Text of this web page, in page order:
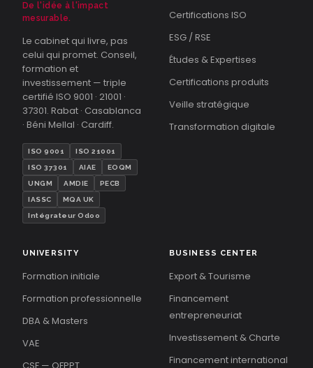
De l'idée à l'impact
mesurable.
Le cabinet qui livre, pas
celui qui promet. Conseil,
formation et
investissement — triple
certifié ISO 9001 · 21001 ·
37301. Rabat · Casablanca
· Béni Mellal · Cardiff.
ISO 9001 ISO 21001
ISO 37301 AIAE EOQM
UNGM AMDIE PECB
IASSC MQA UK
Intégrateur Odoo
Certifications ISO
ESG / RSE
Études & Expertises
Certifications produits
Veille stratégique
Transformation digitale
UNIVERSITY
Formation initiale
Formation professionnelle
DBA & Masters
VAE
BUSINESS CENTER
Export & Tourisme
Financement
entrepreneuriat
Investissement & Charte
Financement international